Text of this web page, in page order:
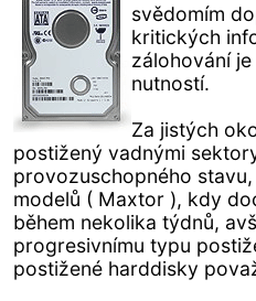
svědomím
kritických
zálohování
nutností.
Za jistých
postižený vadnými
provozuschopného
modelů ( Maxtor ), kdy
během nekolika týdnů,
progresivnímu typu
postižené harddisky